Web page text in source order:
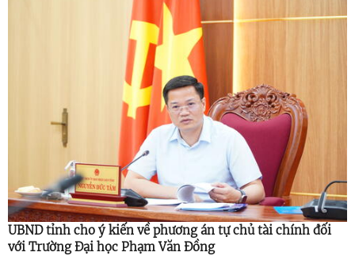
UBND tỉnh cho ý kiến về phương án tự chủ tài chính đối
với Trường Đại học Phạm Văn Đồng